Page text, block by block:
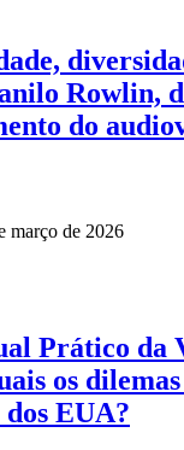
Rowlin,
do
março de 2026
Prático da
os
EUA?